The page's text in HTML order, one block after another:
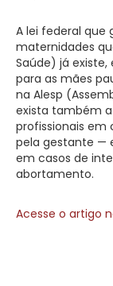
A lei federal que
maternidades
Saúde) já
para as mães
na Alesp
exista também
profissionais em
pela gestante —
em casos de
abortamento.
Acesse o artigo